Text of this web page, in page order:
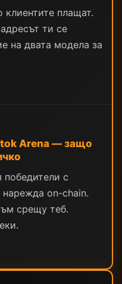
клиентите плащат.
ти се
на двата модела за
Arena — защо
победители с
нарежда on-chain.
срещу теб.